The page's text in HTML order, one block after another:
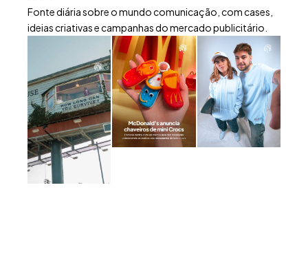
Fonte diária sobre o mundo comunicação, com cases,
ideias criativas e campanhas do mercado publicitário.